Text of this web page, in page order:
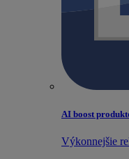
AI boost
Výkonnejšie